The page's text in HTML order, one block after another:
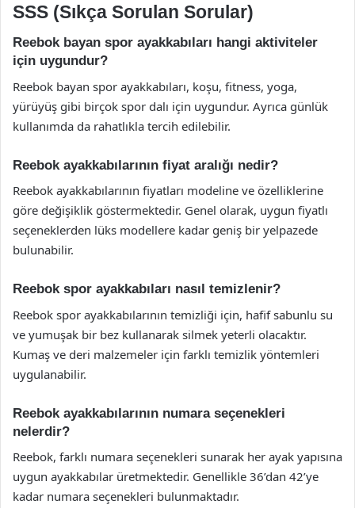
SSS (Sıkça Sorulan Sorular)
Reebok bayan spor ayakkabıları hangi aktiviteler
için uygundur?
Reebok bayan spor ayakkabıları, koşu, fitness, yoga,
yürüyüş gibi birçok spor dalı için uygundur. Ayrıca günlük
kullanımda da rahatlıkla tercih edilebilir.
Reebok ayakkabılarının fiyat aralığı nedir?
Reebok ayakkabılarının fiyatları modeline ve özelliklerine
göre değişiklik göstermektedir. Genel olarak, uygun fiyatlı
seçeneklerden lüks modellere kadar geniş bir yelpazede
bulunabilir.
Reebok spor ayakkabıları nasıl temizlenir?
Reebok spor ayakkabılarının temizliği için, hafif sabunlu su
ve yumuşak bir bez kullanarak silmek yeterli olacaktır.
Kumaş ve deri malzemeler için farklı temizlik yöntemleri
uygulanabilir.
Reebok ayakkabılarının numara seçenekleri
nelerdir?
Reebok, farklı numara seçenekleri sunarak her ayak yapısına
uygun ayakkabılar üretmektedir. Genellikle 36’dan 42’ye
kadar numara seçenekleri bulunmaktadır.